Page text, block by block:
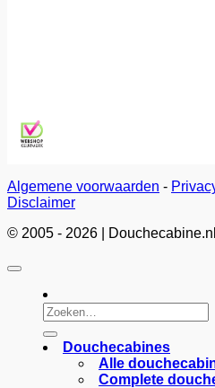
Algemene voorwaarden -
Disclaimer
© 2005 - 2026 | Douchecabine.nl
Zoeken
naar:
Douchecabines
Alle
Complete